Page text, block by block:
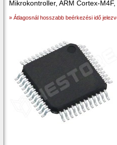
Mikrokontroller, ARM Cortex-
» Átlagosnál hosszabb beérkezési idő